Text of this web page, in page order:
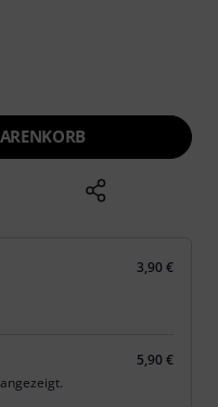
3,90 €
5,90 €